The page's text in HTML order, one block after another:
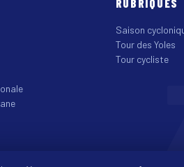
RUBRIQUES
Saison
Tour des Yoles
Tour cycliste